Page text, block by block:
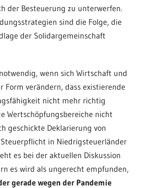
der Besteuerung zu unterwerfen.
sind die Folge, die
der Solidargemeinschaft
wenn sich Wirtschaft und
Form verändern, dass existierende
nicht mehr richtig
Wertschöpfungsbereiche nicht
geschickte Deklarierung von
in Niedrigsteuerländer
es bei der aktuellen Diskussion
es wird als ungerecht empfunden,
gerade wegen der Pandemie